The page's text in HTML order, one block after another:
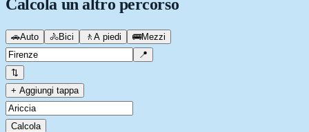
Calcola un altro percorso
🚗Auto 🚴Bici 🚶 A piedi 🚌Mezzi
📍
⇅
+ Aggiungi tappa
Calcola